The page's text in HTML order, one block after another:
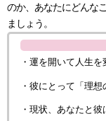
のか、あなたにどんな
ましょう。
・運を開いて人生
・彼にとって「理
・現状、あなたと彼